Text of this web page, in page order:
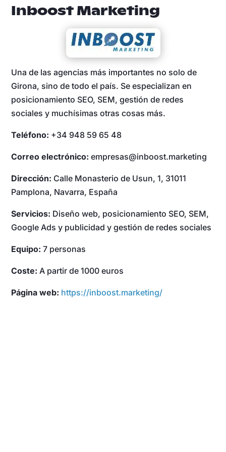
Inboost Marketing
Una de las agencias más importantes no solo de
Girona, sino de todo el país. Se especializan en
posicionamiento SEO, SEM, gestión de redes
sociales y muchísimas otras cosas más.
Teléfono: +34 948 59 65 48
Correo electrónico: empresas@inboost.marketing
Dirección: Calle Monasterio de Usun, 1, 31011
Pamplona, Navarra, España
Servicios: Diseño web, posicionamiento SEO, SEM,
Google Ads y publicidad y gestión de redes sociales
Equipo: 7 personas
Coste: A partir de 1000 euros
Página web: https://inboost.marketing/